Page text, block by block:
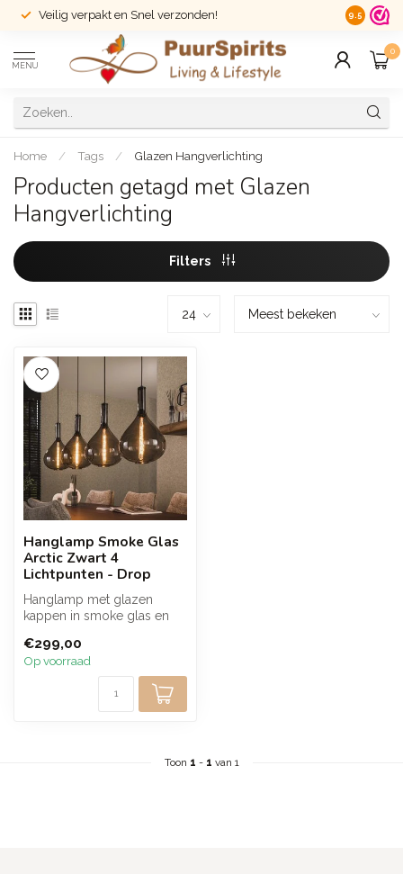
Veilig verpakt en Snel verzonden! 14 dagen
9.5
MENU
0
Home / Tags / Glazen Hangverlichting
Producten getagd met Glazen
Hangverlichting
Filters
Hanglamp Smoke Glas
Arctic Zwart 4
Lichtpunten - Drop
Hanglamp met glazen
kappen in smoke glas en
die zorg...
€299,00
Op voorraad
Toon 1 - 1 van 1